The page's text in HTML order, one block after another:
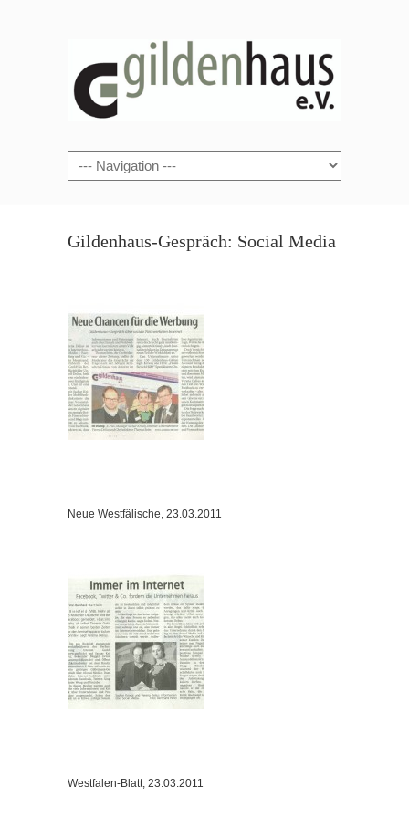
Gildenhaus-Gespräch: Social Media
Neue Westfälische, 23.03.2011
Westfalen-Blatt, 23.03.2011